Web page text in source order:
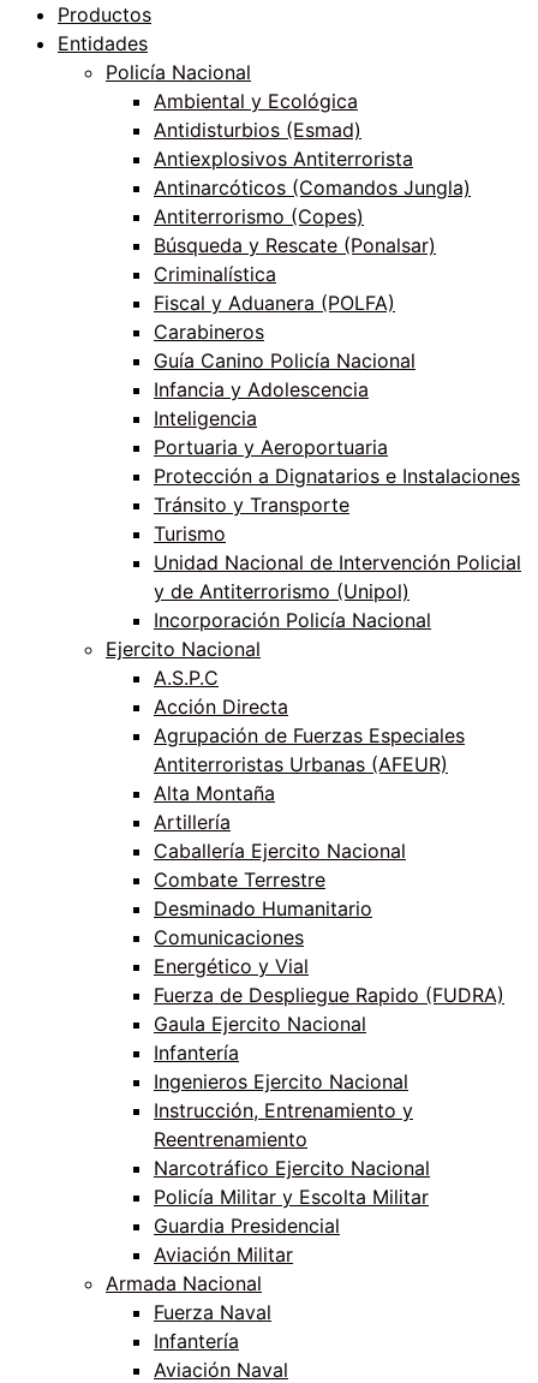
Productos
Entidades
Policía Nacional
Ambiental y Ecológica
Antidisturbios (Esmad)
Antiexplosivos Antiterrorista
Antinarcóticos (Comandos Jungla)
Antiterrorismo (Copes)
Búsqueda y Rescate (Ponalsar)
Criminalística
Fiscal y Aduanera (POLFA)
Carabineros
Guía Canino Policía Nacional
Infancia y Adolescencia
Inteligencia
Portuaria y Aeroportuaria
Protección a Dignatarios e Instalaciones
Tránsito y Transporte
Turismo
Unidad Nacional de Intervención Policial
y de Antiterrorismo (Unipol)
Incorporación Policía Nacional
Ejercito Nacional
A.S.P.C
Acción Directa
Agrupación de Fuerzas Especiales
Antiterroristas Urbanas (AFEUR)
Alta Montaña
Artillería
Caballería Ejercito Nacional
Combate Terrestre
Desminado Humanitario
Comunicaciones
Energético y Vial
Fuerza de Despliegue Rapido (FUDRA)
Gaula Ejercito Nacional
Infantería
Ingenieros Ejercito Nacional
Instrucción, Entrenamiento y
Reentrenamiento
Narcotráfico Ejercito Nacional
Policía Militar y Escolta Militar
Guardia Presidencial
Aviación Militar
Armada Nacional
Fuerza Naval
Infantería
Aviación Naval